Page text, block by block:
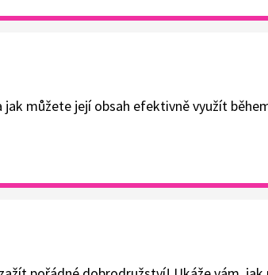
můžete její obsah efektivně využít